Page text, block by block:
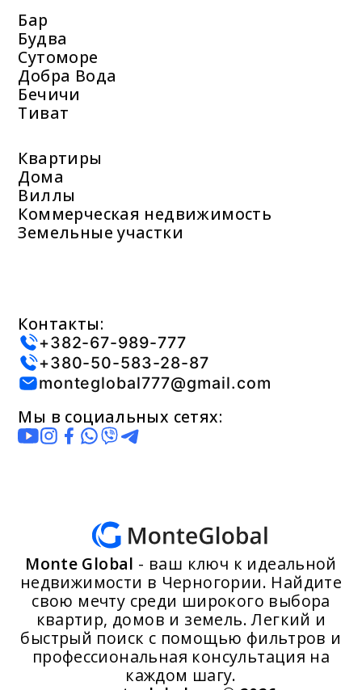
Бар
Будва
Сутоморе
Добра Вода
Бечичи
Тиват
Квартиры
Дома
Виллы
Коммерческая недвижимость
Земельные участки
Контакты:
+382-67-989-777
+380-50-583-28-87
monteglobal777@gmail.com
Мы в социальных сетях:
Monte Global - ваш ключ к идеальной
недвижимости в Черногории. Найдите
свою мечту среди широкого выбора
квартир, домов и земель. Легкий и
быстрый поиск с помощью фильтров и
профессиональная консультация на
каждом шагу.